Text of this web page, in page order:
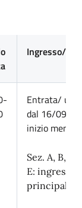
Ingresso/
Entrata/
dal 16/09
inizio mensa:
Sez. A, B, C,
E: ingresso
principale;